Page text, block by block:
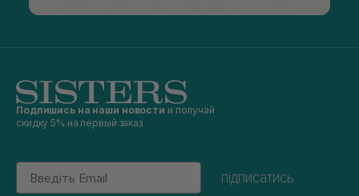
Подпишись на наши новости и получай
скидку 5% на первый заказ
Email
підписатись